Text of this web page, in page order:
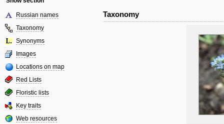
Russian names
Taxonomy
Synonyms
Images
Locations on map
Red Lists
Floristic lists
Key traits
Web resources
Taxonomy